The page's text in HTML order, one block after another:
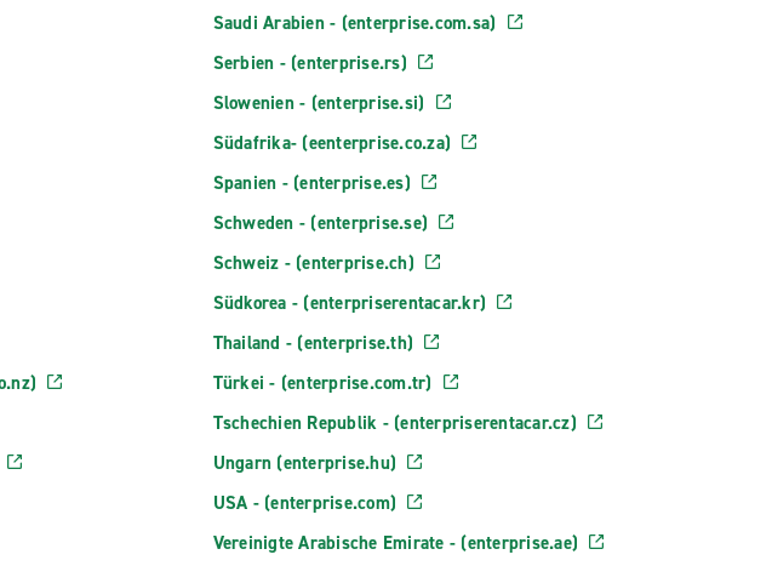
Saudi Arabien - (enterprise.com.sa)
Serbien - (enterprise.rs)
Slowenien - (enterprise.si)
Südafrika- (eenterprise.co.za)
Spanien - (enterprise.es)
Schweden - (enterprise.se)
Schweiz - (enterprise.ch)
Südkorea - (enterpriserentacar.kr)
Thailand - (enterprise.th)
Türkei - (enterprise.com.tr)
Tschechien Republik - (enterpriserentacar.cz)
Ungarn (enterprise.hu)
USA - (enterprise.com)
Vereinigte Arabische Emirate - (enterprise.ae)